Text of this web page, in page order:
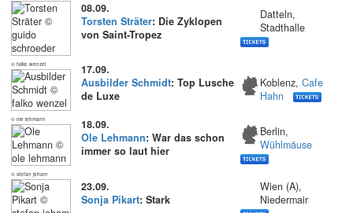
08.09.
Torsten Sträter: Die Zyklopen
von Saint-Tropez
Datteln,
Stadthalle
© falko wenzel
17.09.
Ausbilder Schmidt: Top Lusche
de Luxe
Koblenz, Cafe
Hahn
© ole lehmann
18.09.
Ole Lehmann: War das schon
immer so laut hier
Berlin,
Wühlmäuse
© stefan joham
23.09.
Sonja Pikart: Stark
Wien (A),
Niedermair